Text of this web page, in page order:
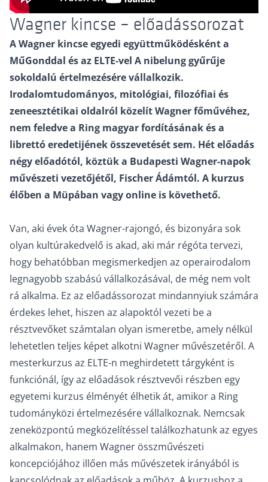
Wagner kincse – előadássorozat
A Wagner kincse egyedi együttműködésként a
MűGonddal és az ELTE-vel A nibelung gyűrűje
sokoldalú értelmezésére vállalkozik.
Irodalomtudományos, mitológiai, filozófiai és
zeneesztétikai oldalról közelít Wagner főművéhez,
nem feledve a Ring magyar fordításának és a
librettó eredetijének összevetését sem. Hét előadás
négy előadótól, köztük a Budapesti Wagner-napok
művészeti vezetőjétől, Fischer Ádámtól. A kurzus
élőben a Müpában vagy online is követhető.
Van, aki évek óta Wagner-rajongó, és bizonyára sok
olyan kultúrakedvelő is akad, aki már régóta tervezi,
hogy behatóbban megismerkedjen az operairodalom
legnagyobb szabású vállalkozásával, de még nem volt
rá alkalma. Ez az előadássorozat mindannyiuk számára
érdekes lehet, hiszen az alapoktól vezeti be a
résztvevőket számtalan olyan ismeretbe, amely nélkül
lehetetlen teljes képet alkotni Wagner művészetéről. A
mesterkurzus az ELTE-n meghirdetett tárgyként is
funkciónál, így az előadások résztvevői részben egy
egyetemi kurzus élményét élhetik át, amikor a Ring
tudományközi értelmezésére vállalkoznak. Nemcsak
zeneközpontú megközelítéssel találkozhatunk az egyes
alkalmakon, hanem Wagner összművészeti
koncepciójához illően más művészetek irányából is